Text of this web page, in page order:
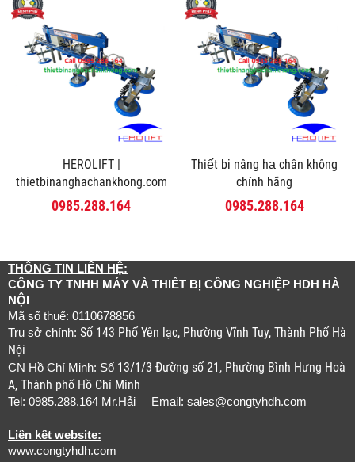
HEROLIFT |
thietbinanghachankhong.com
0985.288.164
Thiết bị nâng hạ chân không
chính hãng
0985.288.164
THÔNG TIN LIÊN HỆ:
CÔNG TY TNHH MÁY VÀ THIẾT BỊ CÔNG NGHIỆP HDH HÀ
NỘI
Mã số thuế: 0110678856
Trụ sở chính: Số 143 Phố Yên lạc, Phường Vĩnh Tuy, Thành Phố Hà
Nội
CN Hồ Chí Minh: Số 13/1/3 Đường số 21, Phường Bình Hưng Hoà
A, Thành phố Hồ Chí Minh
Tel: 0985.288.164 Mr.Hải Email: sales@congtyhdh.com
Liên kết website:
www.congtyhdh.com